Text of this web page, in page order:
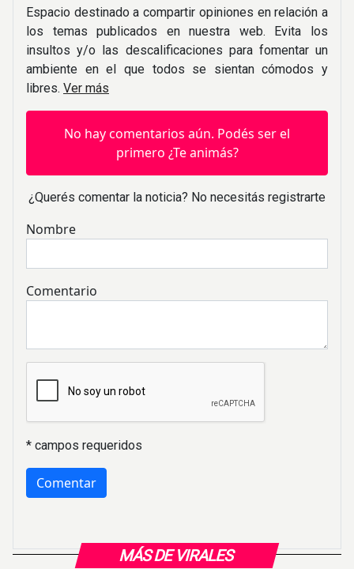
MÁS DE VIRALES
Espacio destinado a compartir opiniones en relación a
los temas publicados en nuestra web. Evita los
insultos y/o las descalificaciones para fomentar un
ambiente en el que todos se sientan cómodos y
libres. Ver más
No hay comentarios aún. Podés ser el
primero ¿Te animás?
¿Querés comentar la noticia? No necesitás registrarte
Nombre
Comentario
* campos requeridos